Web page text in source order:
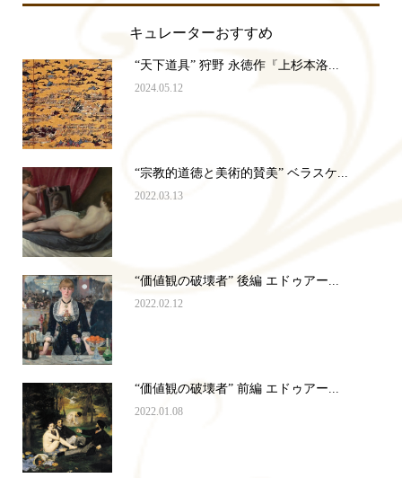
キュレーターおすすめ
“天下道具” 狩野 永徳作『上杉本洛...
2024.05.12
“宗教的道徳と美術的賛美” ベラスケ...
2022.03.13
“価値観の破壊者” 後編 エドゥアー...
2022.02.12
“価値観の破壊者” 前編 エドゥアー...
2022.01.08